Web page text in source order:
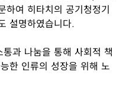
하여 히타치의 공기청정기
설명하였습니다.
과 나눔을 통해 사회적 책
한 인류의 성장을 위해 노